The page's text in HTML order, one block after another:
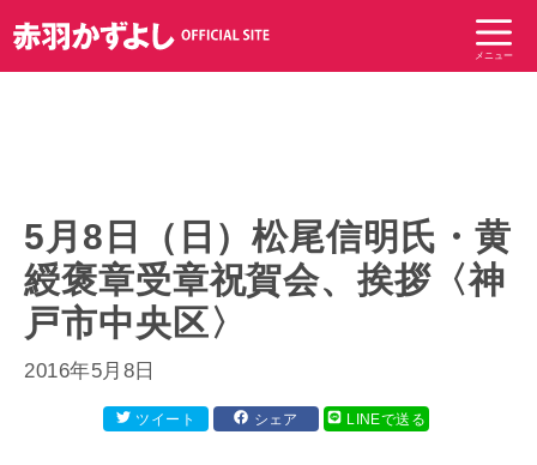
ン
テ
メニュー
5月8日（日）松尾信明氏・黄
綬褒章受章祝賀会、挨拶〈神
戸市中央区〉
2016年5月8日
ツイート シェア LINEで送る